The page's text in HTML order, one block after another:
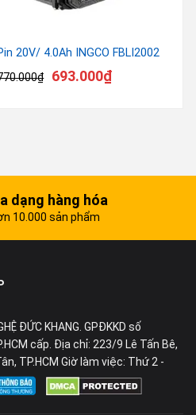
20V/ 4.0Ah INGCO FBLI2002
₫ 693.000₫
dạng hàng hóa
10.000 sản phẩm
ĐỨC KHANG. GPĐKKD số
cấp. Địa chỉ: 223/9 Lê Tấn Bê,
TP.HCM Giờ làm việc: Thứ 2 -